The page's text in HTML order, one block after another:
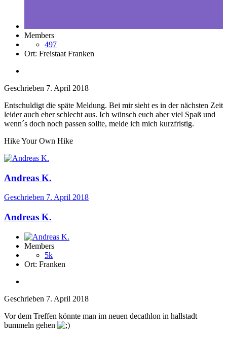
Members
497
Ort: Freistaat Franken
Geschrieben 7. April 2018
Entschuldigt die späte Meldung. Bei mir sieht es in der nächsten Zeit
leider auch eher schlecht aus. Ich wünsch euch aber viel Spaß und
wenn´s doch noch passen sollte, melde ich mich kurzfristig.
Hike Your Own Hike
Andreas K.
Geschrieben 7. April 2018
Andreas K.
Members
5k
Ort: Franken
Geschrieben 7. April 2018
Vor dem Treffen könnte man im neuen decathlon in hallstadt
bummeln gehen